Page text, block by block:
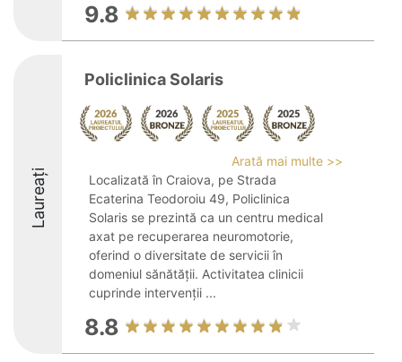
9.8
Laureați
Policlinica Solaris
Arată mai multe >>
Localizată în Craiova, pe Strada
Ecaterina Teodoroiu 49, Policlinica
Solaris se prezintă ca un centru medical
axat pe recuperarea neuromotorie,
oferind o diversitate de servicii în
domeniul sănătății. Activitatea clinicii
cuprinde intervenții ...
8.8